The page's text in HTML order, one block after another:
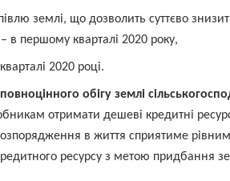
землі, що дозволить суттєво
в першому кварталі 2020 року,
2020 році.
обігу землі
отримати дешеві кредитні
в життя сприятиме
ресурсу з метою придбання